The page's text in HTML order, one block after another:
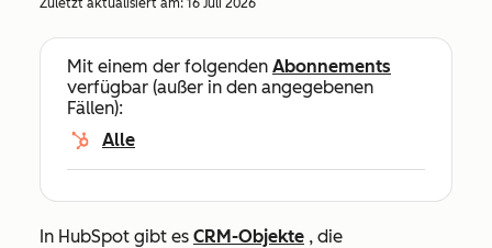
Zuletzt aktualisiert am: 16 Juli 2026
Mit einem der folgenden Abonnements
verfügbar (außer in den angegebenen
Fällen):
Alle
In HubSpot gibt es CRM-Objekte , die